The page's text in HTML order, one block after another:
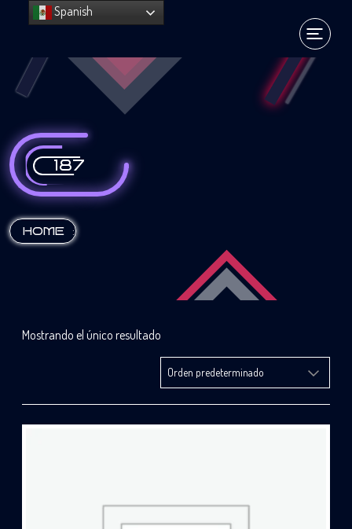
187
HOME :
Mostrando el único resultado
Spanish